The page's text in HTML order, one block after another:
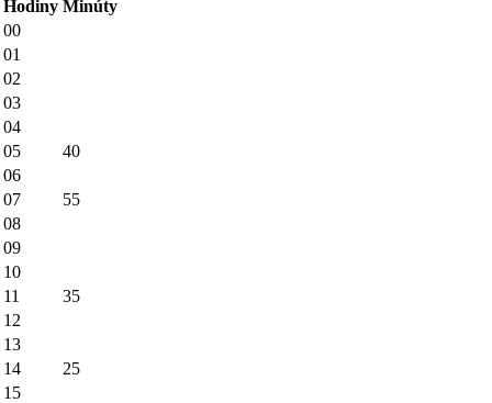
Hodiny Minúty
00
01
02
03
04
05
40
06
07
55
08
09
10
11
35
12
13
14
25
15